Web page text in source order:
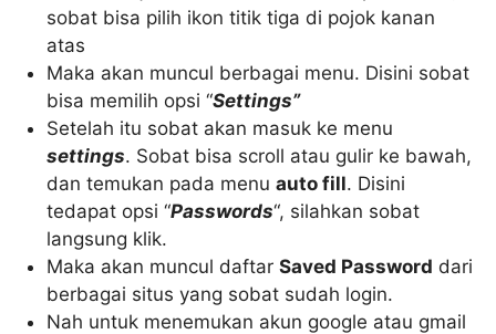
sobat bisa pilih ikon titik tiga di pojok kanan
atas
Maka akan muncul berbagai menu. Disini sobat
bisa memilih opsi “Settings”
Setelah itu sobat akan masuk ke menu
settings. Sobat bisa scroll atau gulir ke bawah,
dan temukan pada menuauto fill. Disini
tedapat opsi “Passwords“, silahkan sobat
langsung klik.
Maka akan muncul daftarSaved Password dari
berbagai situs yang sobat sudah login.
Nah untuk menemukan akun google atau gmail